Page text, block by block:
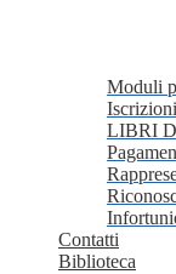
Moduli
Iscrizioni
LIBRI
Contatti
Biblioteca